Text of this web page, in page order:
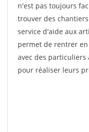
n'est pas toujours
trouver des
service d'aide aux
permet de rentrer
avec des particuliers
pour réaliser leurs